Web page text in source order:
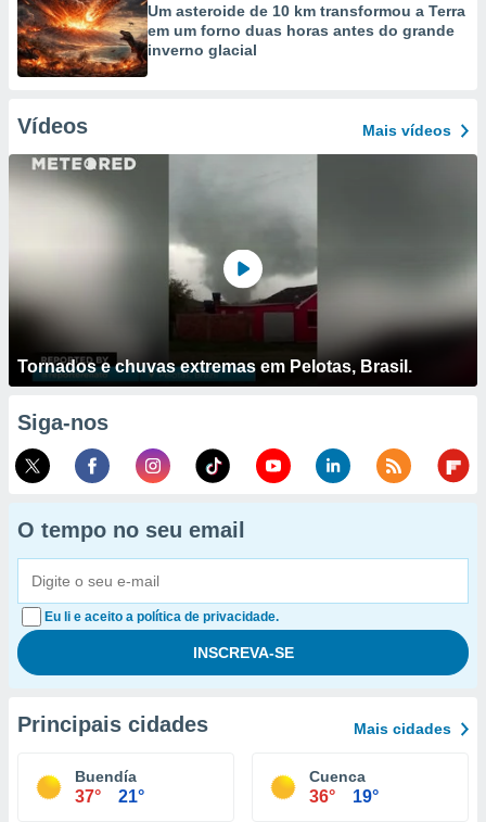
Um asteroide de 10 km transformou a Terra
em um forno duas horas antes do grande
inverno glacial
Vídeos Mais vídeos
Tornados e chuvas extremas em Pelotas, Brasil.
Siga-nos
O tempo no seu email
Eu li e aceito a política de privacidade.
Principais cidades Mais cidades
Buendía
37° 21°
Cuenca
36° 19°